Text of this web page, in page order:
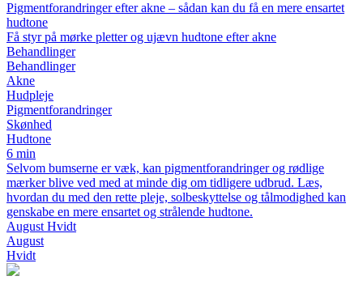
Pigmentforandringer efter akne – sådan kan du få en mere ensartet
hudtone
Få styr på mørke pletter og ujævn hudtone efter akne
Behandlinger
Behandlinger
Akne
Hudpleje
Pigmentforandringer
Skønhed
Hudtone
6 min
Selvom bumserne er væk, kan pigmentforandringer og rødlige
mærker blive ved med at minde dig om tidligere udbrud. Læs,
hvordan du med den rette pleje, solbeskyttelse og tålmodighed kan
genskabe en mere ensartet og strålende hudtone.
August Hvidt
August
Hvidt